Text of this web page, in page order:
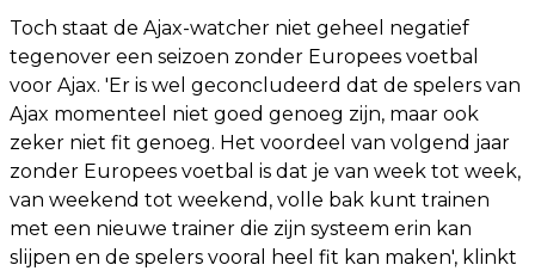
Toch staat de Ajax-watcher niet geheel negatief
tegenover een seizoen zonder Europees voetbal
voor Ajax. 'Er is wel geconcludeerd dat de spelers van
Ajax momenteel niet goed genoeg zijn, maar ook
zeker niet fit genoeg. Het voordeel van volgend jaar
zonder Europees voetbal is dat je van week tot week,
van weekend tot weekend, volle bak kunt trainen
met een nieuwe trainer die zijn systeem erin kan
slijpen en de spelers vooral heel fit kan maken', klinkt